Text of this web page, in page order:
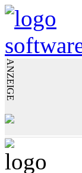
ANZEIGE